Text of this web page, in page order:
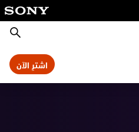
بحث
اشترِ الآن